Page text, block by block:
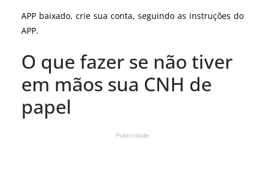
APP baixado, crie sua conta, seguindo as instruções do
APP.
O que fazer se não tiver
em mãos sua CNH de
papel
Publicidade